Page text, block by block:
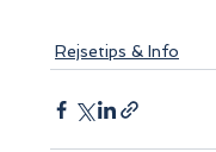
Rejsetips & Info